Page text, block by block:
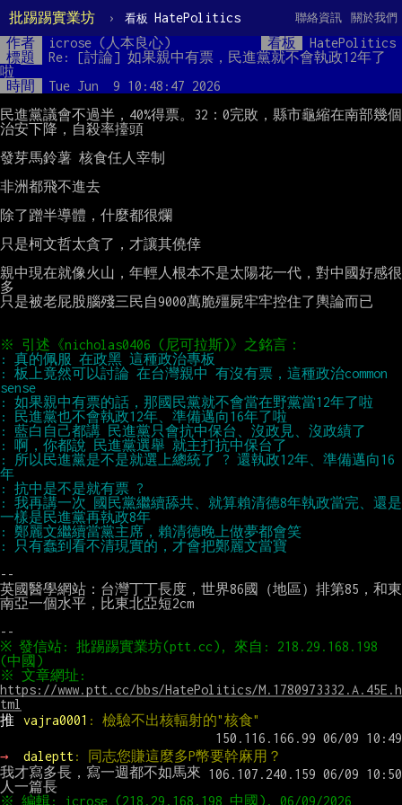
批踢踢實業坊 › 看板 HatePolitics 關於我們
聯絡資訊
作者 icrose (人本良心) 看板
HatePolitics
標題
Re: [討論] 如果親中有票，民進黨就不會執政12年了
啦
時間
Tue Jun  9 10:48:47 2026
民進黨議會不過半，40%得票。32：0完敗，縣市龜縮在南部幾個
治安下降，自殺率擡頭
發芽馬鈴薯 核食任人宰制
非洲都飛不進去
除了蹭半導體，什麼都很爛
只是柯文哲太貪了，才讓其僥倖
親中現在就像火山，年輕人根本不是太陽花一代，對中國好感很
多
只是被老屁股腦殘三民自9000萬脆殭屍牢牢控住了輿論而已
: 板上竟然可以討論 在台灣親中 有沒有票，這種政治common
: 所以民進黨是不是就選上總統了 ? 還執政12年、準備邁向16
: 我再講一次 國民黨繼續舔共、就算賴清德8年執政當完、還是
--
英國醫學網站：台灣丁丁長度，世界86國（地區）排第85，和東
南亞一個水平，比東北亞短2cm
※ 發信站: 批踢踢實業坊(ptt.cc), 來自: 218.29.168.198
https://www.ptt.cc/bbs/HatePolitics/M.1780973332.A.45E.h
tml
推
vajra0001 : 檢驗不出核輻射的"核食"
→ daleptt: 同志您賺這麼多P幣要幹麻用？
我才寫多長，寫一週都不如馬來
※ 編輯: icrose (218.29.168.198 中國), 06/09/2026